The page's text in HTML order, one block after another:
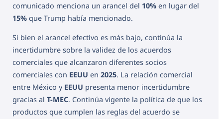
comunicado menciona un arancel del 10% en lugar del
15% que Trump había mencionado.
Si bien el arancel efectivo es más bajo, continúa la
incertidumbre sobre la validez de los acuerdos
comerciales que alcanzaron diferentes socios
comerciales con EEUU en 2025. La relación comercial
entre México y EEUU presenta menor incertidumbre
gracias al T-MEC. Continúa vigente la política de que los
productos que cumplen las reglas del acuerdo se